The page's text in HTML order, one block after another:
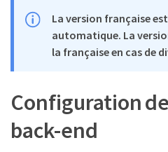
La version française
automatique. La
la française en cas de
Configuration
back-end